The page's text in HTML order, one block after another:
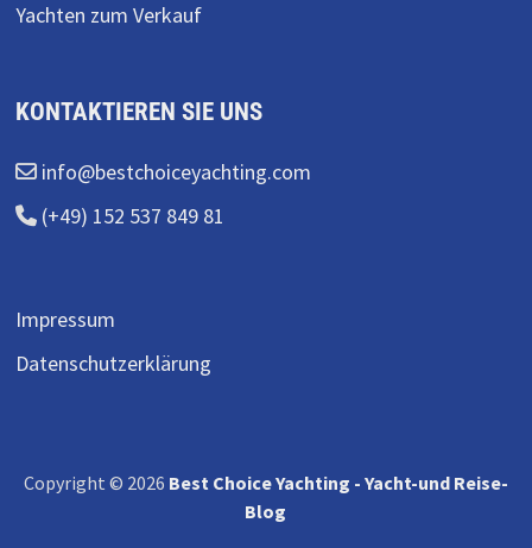
Yachten zum Verkauf
KONTAKTIEREN SIE UNS
info@bestchoiceyachting.com
(+49) 152 537 849 81
Impressum
Datenschutzerklärung
Copyright © 2026 Best Choice Yachting - Yacht-und Reise-
Blog